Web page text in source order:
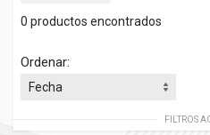
0 productos encontrados
Ordenar:
FILTROS